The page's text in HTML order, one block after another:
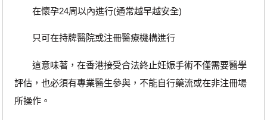
在懷孕24周以內進行(通常越早越安全)
只可在持牌醫院或注冊醫療機構進行
這意味著，在香港接受合法終止妊娠手術不僅需要醫學
評估，也必須有專業醫生參與，不能自行藥流或在非注冊場
所操作。